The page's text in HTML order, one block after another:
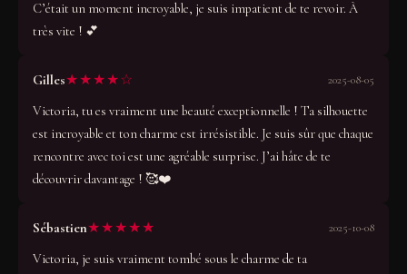
C’était un moment incroyable, je suis impatient de te revoir. À
très vite ! 💕
Gilles★★★★☆ 2025-08-05
Victoria, tu es vraiment une beauté exceptionnelle ! Ta silhouette
est incroyable et ton charme est irrésistible. Je suis sûr que chaque
rencontre avec toi est une agréable surprise. J’ai hâte de te
découvrir davantage ! 🥰❤️
Sébastien★★★★★ 2025-10-08
Victoria, je suis vraiment tombé sous le charme de ta